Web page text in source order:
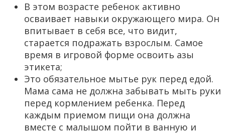
В этом возрасте ребенок активно
осваивает навыки окружающего мира. Он
впитывает в себя все, что видит,
старается подражать взрослым. Самое
время в игровой форме освоить азы
этикета;
Это обязательное мытье рук перед едой.
Мама сама не должна забывать мыть руки
перед кормлением ребенка. Перед
каждым приемом пищи она должна
вместе с малышом пойти в ванную и